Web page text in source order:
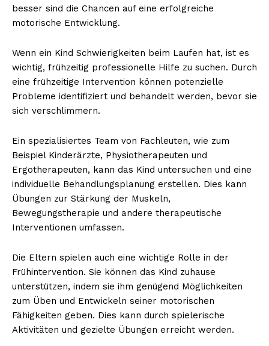
besser sind die Chancen auf eine erfolgreiche
motorische Entwicklung.
Wenn ein Kind Schwierigkeiten beim Laufen hat, ist es
wichtig, frühzeitig professionelle Hilfe zu suchen. Durch
eine frühzeitige Intervention können potenzielle
Probleme identifiziert und behandelt werden, bevor sie
sich verschlimmern.
Ein spezialisiertes Team von Fachleuten, wie zum
Beispiel Kinderärzte, Physiotherapeuten und
Ergotherapeuten, kann das Kind untersuchen und eine
individuelle Behandlungsplanung erstellen. Dies kann
Übungen zur Stärkung der Muskeln,
Bewegungstherapie und andere therapeutische
Interventionen umfassen.
Die Eltern spielen auch eine wichtige Rolle in der
Frühintervention. Sie können das Kind zuhause
unterstützen, indem sie ihm genügend Möglichkeiten
zum Üben und Entwickeln seiner motorischen
Fähigkeiten geben. Dies kann durch spielerische
Aktivitäten und gezielte Übungen erreicht werden.